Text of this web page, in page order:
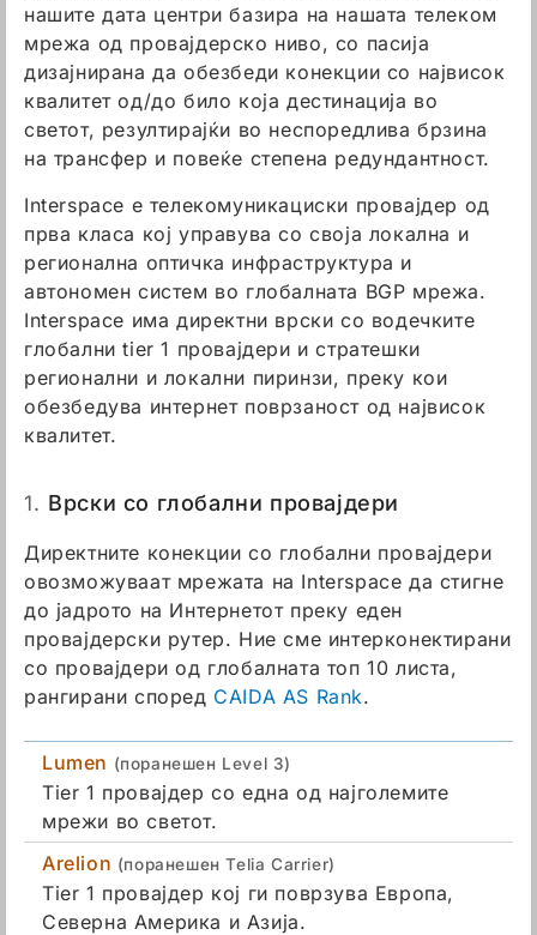
нашите дата центри базира на нашата телеком
мрежа од провајдерско ниво, со пасија
дизајнирана да обезбеди конекции со највисок
квалитет од/до било која дестинација во
светот, резултирајќи во неспоредлива брзина
на трансфер и повеќе степена редундантност.
Interspace е телекомуникациски провајдер од
прва класа кој управува со своја локална и
регионална оптичка инфраструктура и
автономен систем во глобалната BGP мрежа.
Interspace има директни врски со водечките
глобални tier 1 провајдери и стратешки
регионални и локални пиринзи, преку кои
обезбедува интернет поврзаност од највисок
квалитет.
1. Врски со глобални провајдери
Директните конекции со глобални провајдери
овозможуваат мрежата на Interspace да стигне
до јадрото на Интернетот преку еден
провајдерски рутер. Ние сме интерконектирани
со провајдери од глобалната топ 10 листа,
рангирани според CAIDA AS Rank.
Lumen (поранешен Level 3)
Tier 1 провајдер со една од најголемите
мрежи во светот.
Arelion (поранешен Telia Carrier)
Tier 1 провајдер кој ги поврзува Европа,
Северна Америка и Азија.